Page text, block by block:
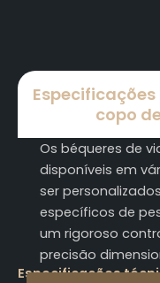
copo
Os béqueres de
disponíveis em
ser
específicos de
um rigoroso
precisão
Especificações